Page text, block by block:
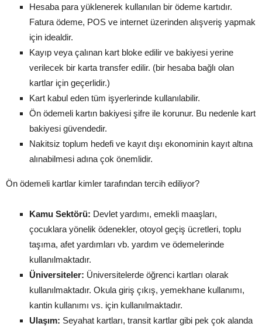
Hesaba para yüklenerek kullanılan bir ödeme kartıdır.
Fatura ödeme, POS ve internet üzerinden alışveriş yapmak
için idealdir.
Kayıp veya çalınan kart bloke edilir ve bakiyesi yerine
verilecek bir karta transfer edilir. (bir hesaba bağlı olan
kartlar için geçerlidir.)
Kart kabul eden tüm işyerlerinde kullanılabilir.
Ön ödemeli kartın bakiyesi şifre ile korunur. Bu nedenle kart
bakiyesi güvendedir.
Nakitsiz toplum hedefi ve kayıt dışı ekonominin kayıt altına
alınabilmesi adına çok önemlidir.
Ön ödemeli kartlar kimler tarafından tercih ediliyor?
Kamu Sektörü: Devlet yardımı, emekli maaşları,
çocuklara yönelik ödenekler, otoyol geçiş ücretleri, toplu
taşıma, afet yardımları vb. yardım ve ödemelerinde
kullanılmaktadır.
Üniversiteler: Üniversitelerde öğrenci kartları olarak
kullanılmaktadır. Okula giriş çıkış, yemekhane kullanımı,
kantin kullanımı vs. için kullanılmaktadır.
Ulaşım: Seyahat kartları, transit kartlar gibi pek çok alanda